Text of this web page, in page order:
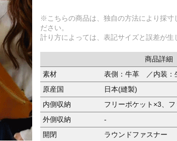
※こちらの商品は、独自の方法により採寸
ださい。
計り方によっては、表記サイズと誤差が生
商品詳細
素材
表側：牛革 ／内装：
原産国
日本(縫製)
内側収納
フリーポケット×3、
外側収納
-
開閉
ラウンドファスナー